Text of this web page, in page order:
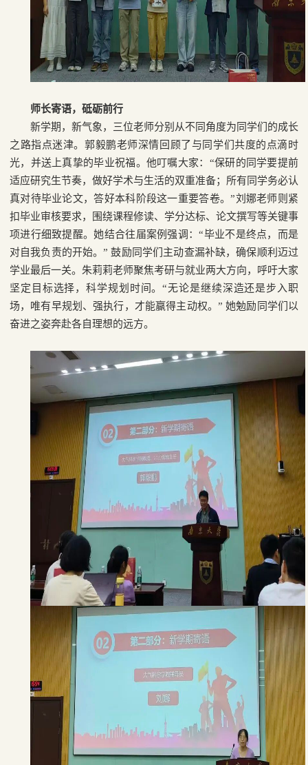
师长寄语，砥砺前行
新学期，新气象，三位老师分别从不同角度为同学们的成长
之路指点迷津。郭毅鹏老师深情回顾了与同学们共度的点滴时
光，并送上真挚的毕业祝福。他叮嘱大家：“保研的同学要提前
适应研究生节奏，做好学术与生活的双重准备；所有同学务必认
真对待毕业论文，答好本科阶段这一重要答卷。”刘娜老师则紧
扣毕业审核要求，围绕课程修读、学分达标、论文撰写等关键事
项进行细致提醒。她结合往届案例强调：“毕业不是终点，而是
对自我负责的开始。” 鼓励同学们主动查漏补缺，确保顺利迈过
学业最后一关。朱莉莉老师聚焦考研与就业两大方向，呼吁大家
坚定目标选择，科学规划时间。“无论是继续深造还是步入职
场，唯有早规划、强执行，才能赢得主动权。” 她勉励同学们以
奋进之姿奔赴各自理想的远方。